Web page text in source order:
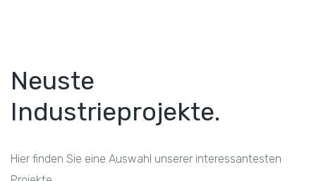
Neuste
Industrieprojekte.
Hier finden Sie eine Auswahl unserer interessantesten